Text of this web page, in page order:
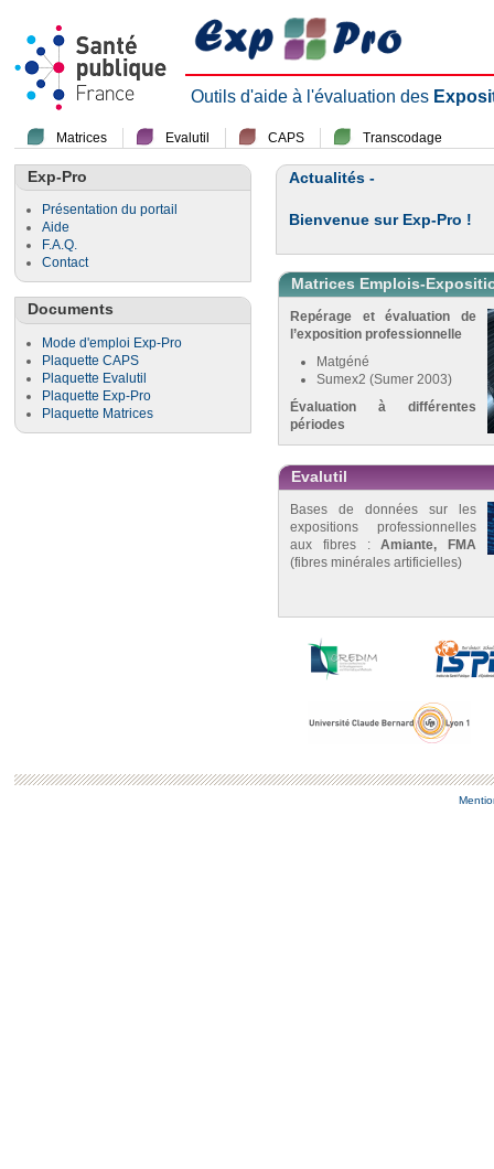
Outils d'aide à l'évaluation des
Matrices Evalutil CAPS Transcodage
Exp-Pro
Présentation du portail
Aide
F.A.Q.
Contact
Documents
Mode d'emploi Exp-Pro
Plaquette CAPS
Plaquette Evalutil
Plaquette Exp-Pro
Plaquette Matrices
Actualités -
Bienvenue sur Exp-Pro !
Matrices Emplois-
Repérage et évaluation de
l’exposition professionnelle
Matgéné
Sumex2 (Sumer 2003)
Évaluation à différentes
périodes
Evalutil
Bases de données sur les
expositions professionnelles
aux fibres :Amiante, FMA
(fibres minérales artificielles)